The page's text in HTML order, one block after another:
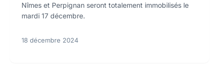
Nîmes et Perpignan seront totalement immobilisés le
mardi 17 décembre.
18 décembre 2024